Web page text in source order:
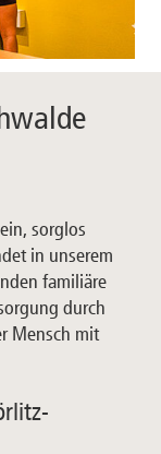
sorglos
in unserem
familiäre
durch
Mensch mit